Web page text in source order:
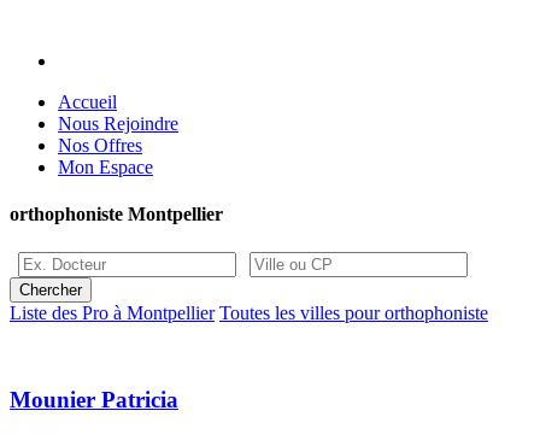
Accueil
Nous Rejoindre
Nos Offres
Mon Espace
orthophoniste Montpellier
Liste des Pro à Montpellier Toutes les villes pour orthophoniste
Mounier Patricia